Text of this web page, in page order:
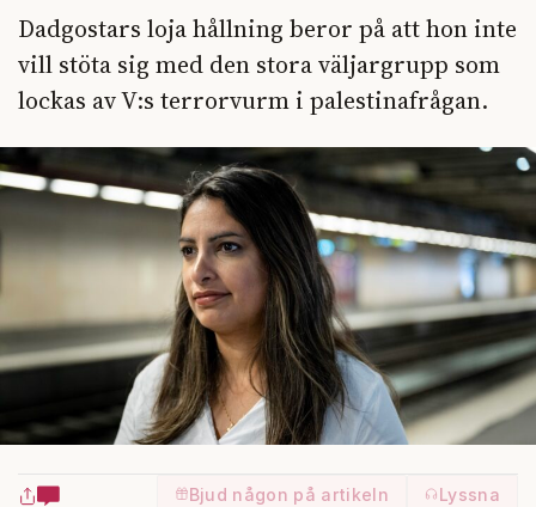
Dadgostars loja hållning beror på att hon inte
vill stöta sig med den stora väljargrupp som
lockas av V:s terrorvurm i palestinafrågan.
Bjud någon på artikeln
Lyssna